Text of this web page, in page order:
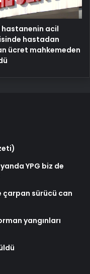
hastanenin acil
hastadan
ücret mahkemeden
YPG biz de
çarpan sürücü can
yangınları